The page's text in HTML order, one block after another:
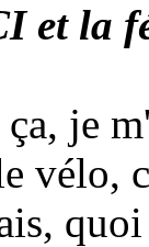
et la
je
vélo,